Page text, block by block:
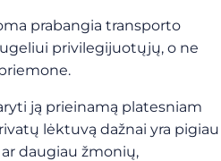
prabangia transporto
privilegijuotųjų, o ne
ją prieinamą platesniam
lėktuvą dažnai yra pigiau
daugiau žmonių,